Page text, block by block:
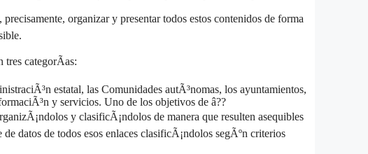
organizar y presentar todos estos contenidos de forma
tres categorÃ­as:
estatal, las Comunidades autÃ³nomas, los ayuntamientos,
y servicios. Uno de los objetivos de â??
y clasificÃ¡ndolos de manera que resulten asequibles
datos de todos esos enlaces clasificÃ¡ndolos segÃºn criterios